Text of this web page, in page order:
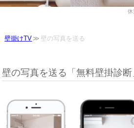
休
壁掛けTV 壁の写真を送る
壁の写真を送る「無料壁掛診断